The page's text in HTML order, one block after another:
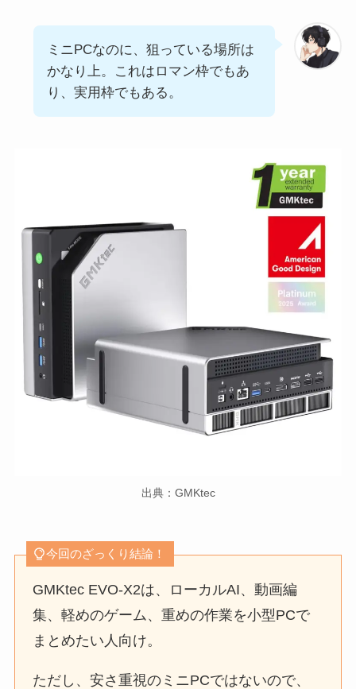
ミニPCなのに、狙っている場所は
かなり上。これはロマン枠でもあ
り、実用枠でもある。
出典：GMKtec
今回のざっくり結論！
GMKtec EVO-X2は、ローカルAI、動画編
集、軽めのゲーム、重めの作業を小型PCで
まとめたい人向け。
ただし、安さ重視のミニPCではないので、